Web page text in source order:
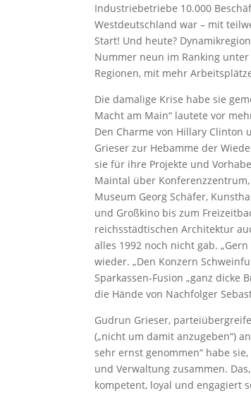
Industriebetriebe 10.000
Westdeutschland war – mit
Start! Und heute?
Nummer neun im Ranking
Regionen, mit mehr
Die damalige Krise habe sie
Macht am Main“ lautete vor
Den Charme von Hillary Clinton
Grieser zur Hebamme der
sie für ihre Projekte und
Maintal über
Museum Georg Schäfer,
und Großkino bis zum
reichsstädtischen Architektur
alles 1992 noch nicht gab.
wieder. „Den Konzern
Sparkassen-Fusion „ganz
die Hände von Nachfolger
Gudrun Grieser,
(„nicht um damit anzugeben“)
sehr ernst genommen“ habe
und Verwaltung zusammen.
kompetent, loyal und engagiert